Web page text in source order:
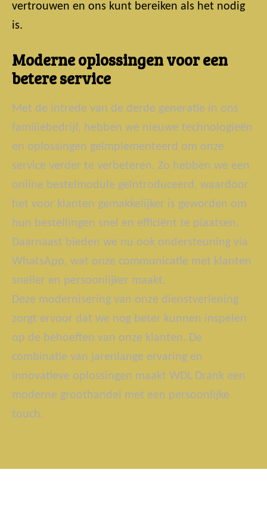
vertrouwen en ons kunt bereiken als het nodig
is.
Moderne oplossingen voor een
betere service
Met de intrede van de derde generatie in ons
familiebedrijf, hebben we nieuwe technologieën
en oplossingen geïmplementeerd om onze
service verder te verbeteren. Zo hebben we een
online bestelmodule geïntroduceerd, waardoor
het voor klanten gemakkelijker is geworden om
hun bestellingen snel en efficiënt te plaatsen.
Daarnaast bieden we nu ook ondersteuning via
WhatsApp, wat onze communicatie met klanten
sneller en persoonlijker maakt.
Deze modernisering van onze dienstverlening
zorgt ervoor dat we nog beter kunnen inspelen
op de behoeften van onze klanten. De
combinatie van jarenlange ervaring en
innovatieve oplossingen maakt WDL Drank een
moderne groothandel met een persoonlijke
touch.